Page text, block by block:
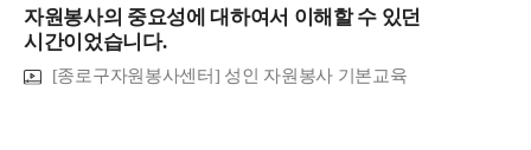
자원봉사의 중요성에 대하여서 이해할 수 있던
시간이었습니다.
[종로구자원봉사센터] 성인 자원봉사 기본교육